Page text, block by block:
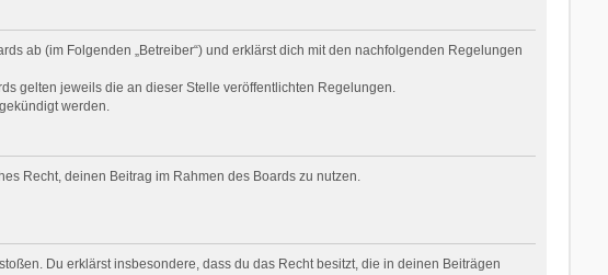
ab (im Folgenden „Betreiber“) und erklärst dich mit den nachfolgenden Regelungen
gelten jeweils die an dieser Stelle veröffentlichten Regelungen.
werden.
Recht, deinen Beitrag im Rahmen des Boards zu nutzen.
Du erklärst insbesondere, dass du das Recht besitzt, die in deinen Beiträgen